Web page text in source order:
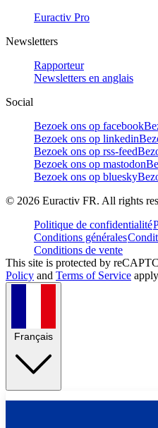
Euractiv Pro
Newsletters
Rapporteur
Newsletters en anglais
Social
Bezoek ons op facebook
Bezoek ons op linkedin
Bezoek ons op rss-feed
Bezoek ons op mastodon
Bezoek ons op bluesky
© 2026 Euractiv FR. All rights
Politique de confidentialité
Conditions générales
Conditions de vente
This site is protected by
Policy and Terms of Service
Français